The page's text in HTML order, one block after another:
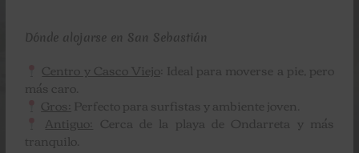
Dónde alojarse en San Sebastián
Centro y Casco Viejo: Ideal para moverse a pie, pero
más caro.
Gros: Perfecto para surfistas y ambiente joven.
Antiguo: Cerca de la playa de Ondarreta y más
tranquilo.